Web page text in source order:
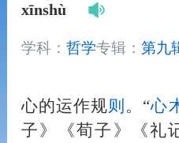
xīnshù
学科： 哲学专辑： 第九
心的运作规则 。“心
子》《荀子》《礼